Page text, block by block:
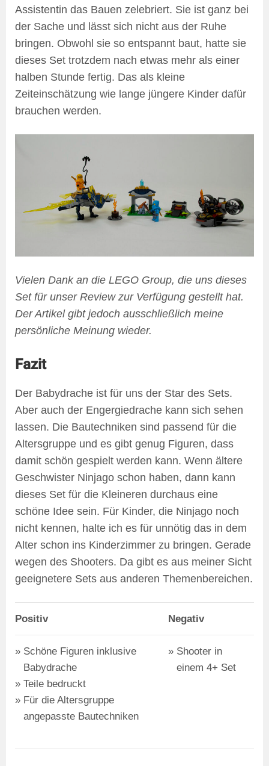
Assistentin das Bauen zelebriert. Sie ist ganz bei
der Sache und lässt sich nicht aus der Ruhe
bringen. Obwohl sie so entspannt baut, hatte sie
dieses Set trotzdem nach etwas mehr als einer
halben Stunde fertig. Das als kleine
Zeiteinschätzung wie lange jüngere Kinder dafür
brauchen werden.
Vielen Dank an die LEGO Group, die uns dieses
Set für unser Review zur Verfügung gestellt hat.
Der Artikel gibt jedoch ausschließlich meine
persönliche Meinung wieder.
Fazit
Der Babydrache ist für uns der Star des Sets.
Aber auch der Engergiedrache kann sich sehen
lassen. Die Bautechniken sind passend für die
Altersgruppe und es gibt genug Figuren, dass
damit schön gespielt werden kann. Wenn ältere
Geschwister Ninjago schon haben, dann kann
dieses Set für die Kleineren durchaus eine
schöne Idee sein. Für Kinder, die Ninjago noch
nicht kennen, halte ich es für unnötig das in dem
Alter schon ins Kinderzimmer zu bringen. Gerade
wegen des Shooters. Da gibt es aus meiner Sicht
geeignetere Sets aus anderen Themenbereichen.
Positiv Negativ
Schöne Figuren inklusive
Babydrache
Teile bedruckt
Für die Altersgruppe
angepasste Bautechniken
Shooter in
einem 4+ Set